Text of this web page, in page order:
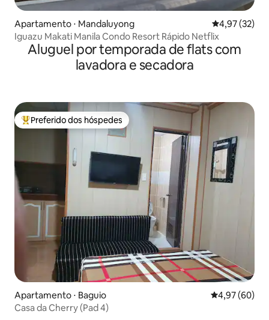
Apartamento ⋅ Mandaluyong 4,97 de uma
4,97 (32)
Iguazu Makati Manila Condo Resort Rápido Netflix
Aluguel por temporada de flats com
lavadora e secadora
Entre os melhores preferidos dos hóspedes
Preferido dos hóspedes
Apartamento ⋅ Baguio 4,97 de uma
4,97 (60)
Casa da Cherry (Pad 4)